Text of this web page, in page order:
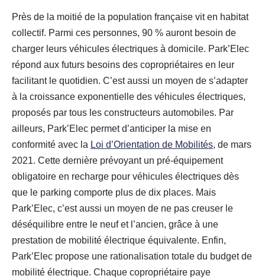
Près de la moitié de la population française vit en habitat
collectif. Parmi ces personnes, 90 % auront besoin de
charger leurs véhicules électriques à domicile. Park’Elec
répond aux futurs besoins des copropriétaires en leur
facilitant le quotidien. C’est aussi un moyen de s’adapter
à la croissance exponentielle des véhicules électriques,
proposés par tous les constructeurs automobiles. Par
ailleurs, Park’Elec permet d’anticiper la mise en
conformité avec la Loi d’Orientation de Mobilités, de mars
2021. Cette dernière prévoyant un pré-équipement
obligatoire en recharge pour véhicules électriques dès
que le parking comporte plus de dix places. Mais
Park’Elec, c’est aussi un moyen de ne pas creuser le
déséquilibre entre le neuf et l’ancien, grâce à une
prestation de mobilité électrique équivalente. Enfin,
Park’Elec propose une rationalisation totale du budget de
mobilité électrique. Chaque copropriétaire paye